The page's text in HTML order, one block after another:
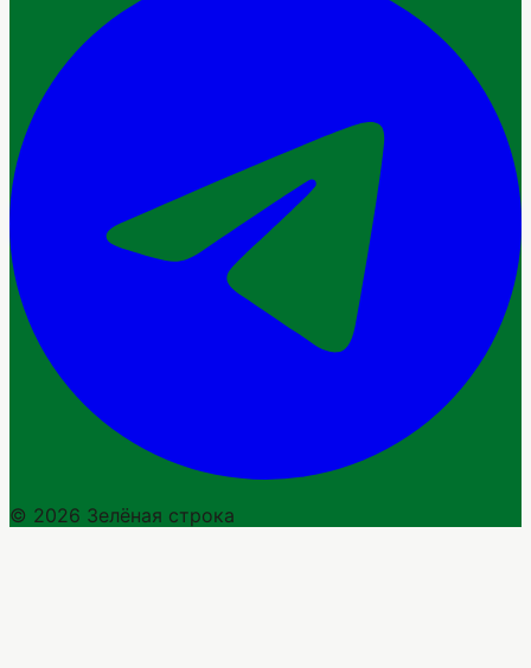
© 2026 Зелёная строка